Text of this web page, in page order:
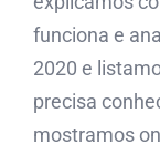
funciona e
2020 e
precisa
mostramos